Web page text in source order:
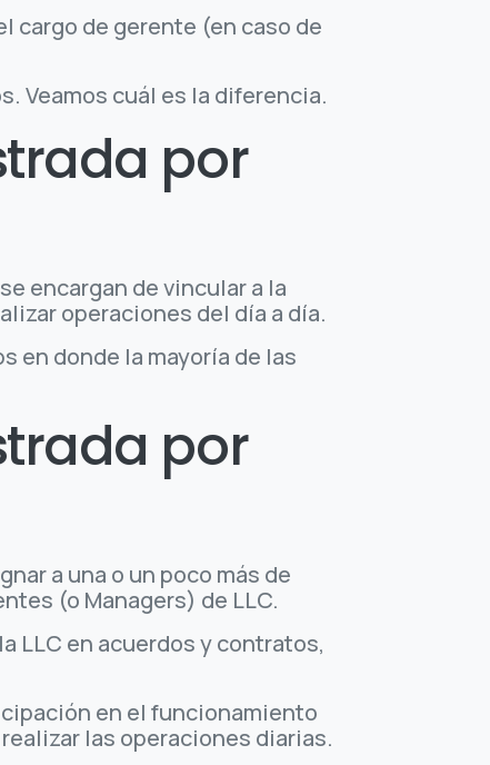
cargo de gerente (en caso de
Veamos cuál es la diferencia.
por
encargan de vincular a la
operaciones del día a día.
en donde la mayoría de las
por
a una o un poco más de
(o Managers) de LLC.
LLC en acuerdos y contratos,
en el funcionamiento
las operaciones diarias.